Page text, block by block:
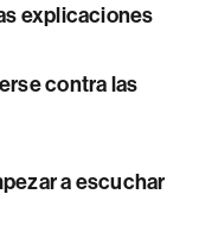
explicaciones
contra las
a escuchar